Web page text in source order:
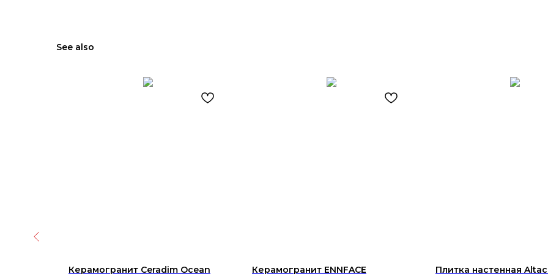
See also
Керамогранит Ceradim Ocean
Керамогранит ENNFACE
Плитка настенная